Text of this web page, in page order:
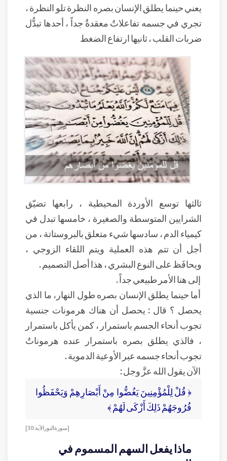
يعني حينما يطلق الإنسان بصره النظرة تلو النظرة ،
تجري في جسمه تفاعلاتٌ معقدةٌ جداً ، أحدها تبدُّل
ضربات القلب ، ثانيها ارتفاع الضغط
ثالثها توسع الأوردة المحيطية ، رابعها تضيّق
الشرايين المتوسطة والصغيرة ، خامسها تبدل في
كيمياء الدم ، سادسها شيء متعلق بالبروستاتة ، من
أجل أن تتم هذه العملية ويتم اللقاء الزوجي ،
ويحافَظ على النوع البشري ، هذا أصل التصميم .
إلى هنا الأمر طبيعي جداً .
أما حينما يطلق الإنسان بصره طول النهار، ما الذي
يحصل ؟ قال : يحصل أن هناك هرمونات جنسية
تجوب أنحاء الجسم باستمرار ، كمن يأكل باستمرار
، فالذي يطلق بصره باستمرار عنده هرموناتٌ
تجوب أنحاء جسمه عبر الأوعية الدموية .
الآن يقول الله عزَّ وجل :
﴿ قُلْ لِلْمُؤْمِنِينَ يَغُضُّوا مِنْ أَبْصَارِهِمْ وَيَحْفَظُوا
فُرُوجَهُمْ ذَلِكَ أَزْكَى لَهُمْ ﴾
[ سورة النور الآية : 30 ]
ماذا يفعل السهم المسموم في